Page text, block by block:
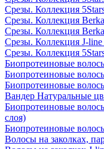
Срезы. Коллекция
Срезы. Коллекция
Срезы. Коллекция
Срезы. Коллекция J-line
Срезы. Коллекция
Биопротеиновые
Биопротеиновые
Биопротеиновые
Вандер Натуральные
Биопротеиновые
слоя)
Биопротеиновые
Волосы на заколках,